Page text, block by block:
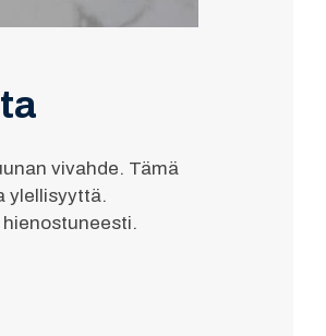
vivahde. Tämä
ylellisyyttä.